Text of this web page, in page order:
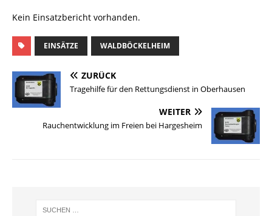
Kein Einsatzbericht vorhanden.
EINSÄTZE WALDBÖCKELHEIM
ZURÜCK
Tragehilfe für den Rettungsdienst in Oberhausen
WEITER
Rauchentwicklung im Freien bei Hargesheim